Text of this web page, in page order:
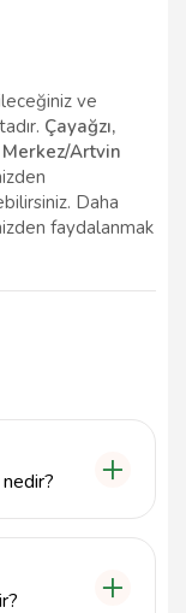
ve
Çayağzı,
Artvin
Daha
faydalanmak